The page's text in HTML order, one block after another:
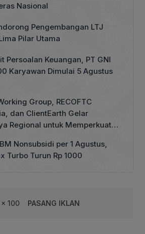
Nasional
Pengembangan LTJ
Pilar Utama
Persoalan Keuangan, PT GNI
Karyawan Dimulai 5 Agustus
Group, RECOFTC
dan ClientEarth Gelar
Regional untuk Memperkuat
Nonsubsidi per 1 Agustus,
Turbo Turun Rp 1000
100 PASANG IKLAN